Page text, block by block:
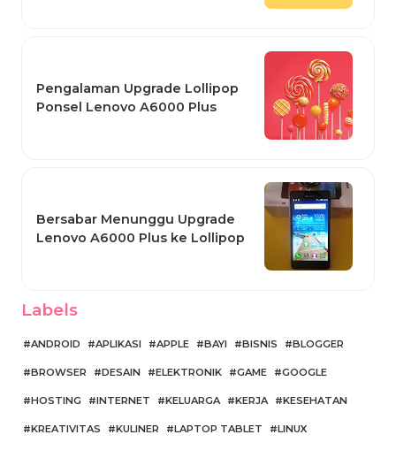
Pengalaman Upgrade Lollipop
Ponsel Lenovo A6000 Plus
Bersabar Menunggu Upgrade
Lenovo A6000 Plus ke Lollipop
Labels
ANDROID APLIKASI APPLE BAYI BISNIS BLOGGER
BROWSER DESAIN ELEKTRONIK GAME GOOGLE
HOSTING INTERNET KELUARGA KERJA KESEHATAN
KREATIVITAS KULINER LAPTOP TABLET LINUX